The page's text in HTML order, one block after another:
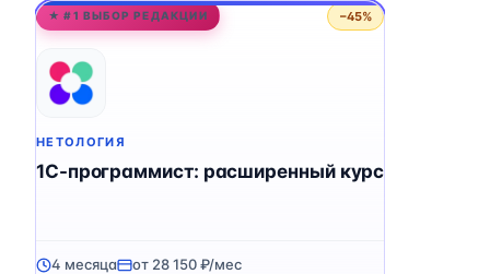
★ #1 ВЫБОР РЕДАКЦИИ −45%
НЕТОЛОГИЯ
1C-программист: расширенный курс
4 месяца от 28 150 ₽/мес